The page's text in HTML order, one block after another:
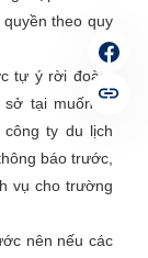
theo quy
tự ý rời đoàn.
sở tại muốn đi
ty du lịch
báo trước,
vụ cho trường
nên nếu các